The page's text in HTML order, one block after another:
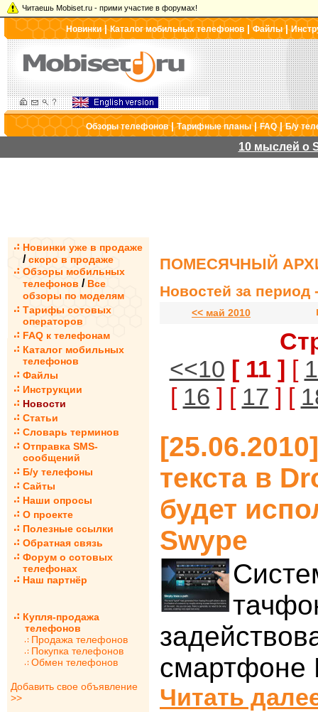
Читаешь Mobiset.ru - прими участие в форумах!
Новинки|Каталог мобильных телефонов |Файлы|
Обзоры телефонов|Тарифные планы|FAQ|Б/у
10 мыслей о
Новинки уже в продаже
/ скоро в продаже
Обзоры мобильных
телефонов / Все
обзоры по моделям
Тарифы сотовых
операторов
FAQ к телефонам
Каталог мобильных
телефонов
Файлы
Инструкции
Новости
Статьи
Словарь терминов
Отправка SMS-
сообщений
Б/у телефоны
Сайты
Наши опросы
О проекте
Полезные ссылки
Обратная связь
Форум о сотовых
телефонах
Наш партнёр
Купля-продажа
телефонов
Продажа телефонов
Покупка телефонов
Обмен телефонов
Добавить свое объявление
>>
ПОМЕСЯЧНЫЙ
Новостей за период
<< май 2010
<<10 [ 11 ] [
[ 16 ] [ 17 ] [
текста в
будет
Swype
смартфоне
Читать